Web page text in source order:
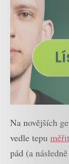
Na novějších
vedle tepu
pád (a